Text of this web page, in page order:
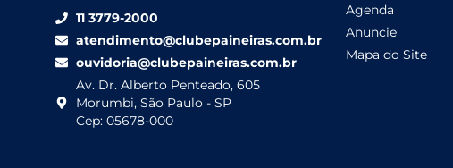
11 3779-2000
atendimento@clubepaineiras.com.br
ouvidoria@clubepaineiras.com.br
Av. Dr. Alberto Penteado, 605
Morumbi, São Paulo - SP
Cep: 05678-000
Agenda
Anuncie
Mapa do Site